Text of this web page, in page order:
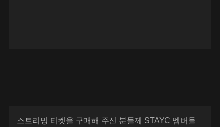
스트리밍 티켓을 구매해 주신 분들께 STAYC 멤버들